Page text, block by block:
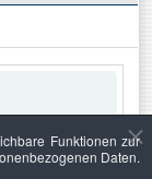
Funktionen zur
Daten.